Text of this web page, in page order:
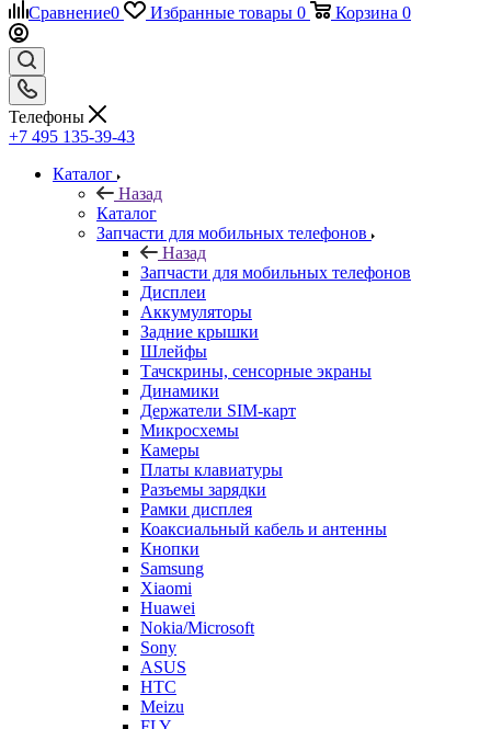
Сравнение0 Избранные товары 0 Корзина 0
Телефоны
+7 495 135-39-43
Каталог
Назад
Каталог
Запчасти для мобильных телефонов
Назад
Запчасти для мобильных телефонов
Дисплеи
Аккумуляторы
Задние крышки
Шлейфы
Тачскрины, сенсорные экраны
Динамики
Держатели SIM-карт
Микросхемы
Камеры
Платы клавиатуры
Разъемы зарядки
Рамки дисплея
Коаксиальный кабель и антенны
Кнопки
Samsung
Xiaomi
Huawei
Nokia/Microsoft
Sony
ASUS
HTC
Meizu